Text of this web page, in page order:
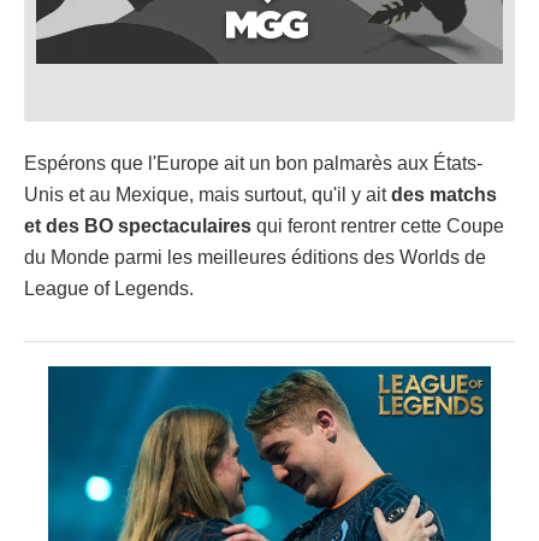
Espérons que l'Europe ait un bon palmarès aux États-
Unis et au Mexique, mais surtout, qu'il y aitdes matchs
et des BO spectaculaires qui feront rentrer cette Coupe
du Monde parmi les meilleures éditions des Worlds de
League of Legends.